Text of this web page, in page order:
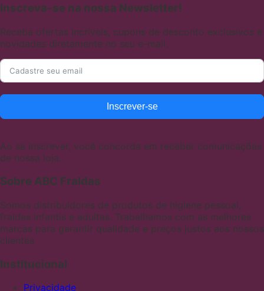
Inscreva-se na nossa Newsletter!
Receba ofertas incríveis, cupons de desconto exclusivos e
novidades diretamente no seu e-mail.
Inscrever-se
Ao se inscrever, você concorda em receber comunicações
de nossa loja.
Sobre ABC Fraldas
Somos distribuidores de produtos de higiene pessoal,
fraldas infantis e adultas. Trabalhamos com as melhores
marcas para garantir qualidade e preços justos aos nossos
clientes
Institucional
Privacidade